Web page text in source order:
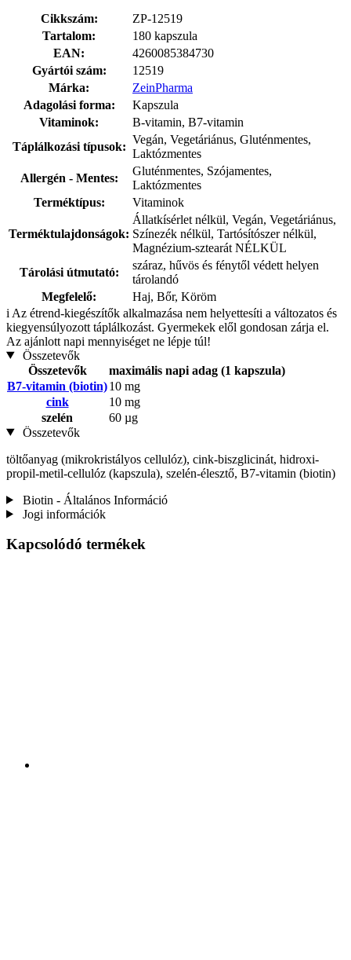
Cikkszám:
ZP-12519
Tartalom:
180 kapszula
EAN:
4260085384730
Gyártói szám:
12519
Márka:
ZeinPharma
Adagolási forma:
Kapszula
Vitaminok:
B-vitamin, B7-vitamin
Táplálkozási típusok:
Vegán, Vegetáriánus, Gluténmentes,
Laktózmentes
Allergén - Mentes:
Gluténmentes, Szójamentes,
Laktózmentes
Terméktípus:
Vitaminok
Terméktulajdonságok:
Állatkísérlet nélkül, Vegán, Vegetáriánus,
Színezék nélkül, Tartósítószer nélkül,
Magnézium-sztearát NÉLKÜL
Tárolási útmutató:
száraz, hűvös és fénytől védett helyen
tárolandó
Megfelelő:
Haj, Bőr, Köröm
i Az étrend-kiegészítők alkalmazása nem helyettesíti a változatos és
kiegyensúlyozott táplálkozást. Gyermekek elől gondosan zárja el.
Az ajánlott napi mennyiséget ne lépje túl!
Összetevők
Összetevők
maximális napi adag (1 kapszula)
B7-vitamin (biotin)10 mg
cink
10 mg
szelén
60 µg
Összetevők
töltőanyag (mikrokristályos cellulóz), cink-biszglicinát, hidroxi-
propil-metil-cellulóz (kapszula), szelén-élesztő, B7-vitamin (biotin)
Biotin - Általános Információ
Jogi információk
Kapcsolódó termékek